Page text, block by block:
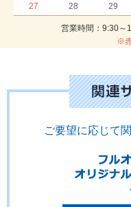
27
28 29
営業時間：9:30～
※
ご要望に応じて